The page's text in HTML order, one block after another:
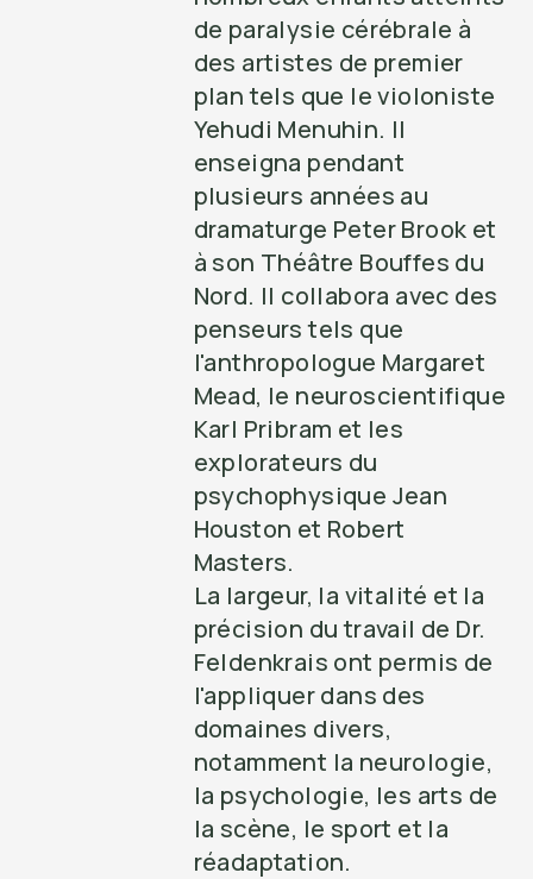
de paralysie cérébrale à
des artistes de premier
plan tels que le violoniste
Yehudi Menuhin. Il
enseigna pendant
plusieurs années au
dramaturge Peter Brook et
à son Théâtre Bouffes du
Nord. Il collabora avec des
penseurs tels que
l'anthropologue Margaret
Mead, le neuroscientifique
Karl Pribram et les
explorateurs du
psychophysique Jean
Houston et Robert
Masters.
La largeur, la vitalité et la
précision du travail de Dr.
Feldenkrais ont permis de
l'appliquer dans des
domaines divers,
notamment la neurologie,
la psychologie, les arts de
la scène, le sport et la
réadaptation.